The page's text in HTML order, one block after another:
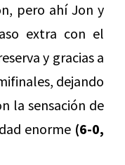
pero ahí Jon y
extra con el
y gracias a
dejando
la sensación de
enorme (6-0,